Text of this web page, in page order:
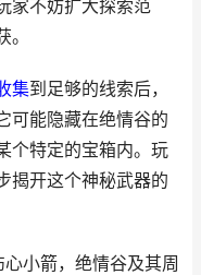
家不妨扩大探索范
集到足够的线索后，
可能隐藏在绝情谷的
个特定的宝箱内。玩
揭开这个神秘武器的
小箭，绝情谷及其周